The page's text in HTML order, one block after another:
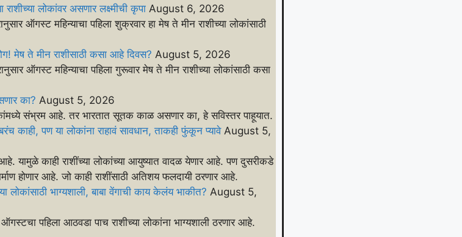
लोकांवर असणार लक्ष्मीची कृपा August 6, 2026
महिन्याचा पहिला शुक्रवार हा मेष ते मीन राशीच्या लोकांसाठी
मेष ते मीन राशीसाठी कसा आहे दिवस? August 5, 2026
महिन्याचा पहिला गुरूवार मेष ते मीन राशीच्या लोकांसाठी कसा
का? August 5, 2026
संभ्रम आहे. तर भारतात सूतक काळ असणार का, हे सविस्तर पाहूयात.
काही, पण या लोकांना राहावं सावधान, ताकही फुंकून प्यावे August 5,
यामुळे काही राशींच्या लोकांच्या आयुष्यात वादळ येणार आहे. पण दुसरीकडे
होणार आहे. जो काही राशींसाठी अतिशय फलदायी ठरणार आहे.
भाग्यशाली, बाबा वेंगाची काय केलंय भाकीत? August 5,
आठवडा पाच राशीच्या लोकांना भाग्यशाली ठरणार आहे.